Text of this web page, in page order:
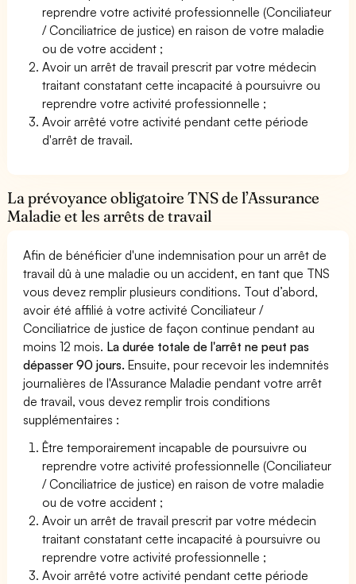
reprendre votre activité professionnelle (Conciliateur
/ Conciliatrice de justice) en raison de votre maladie
ou de votre accident ;
Avoir un arrêt de travail prescrit par votre médecin
traitant constatant cette incapacité à poursuivre ou
reprendre votre activité professionnelle ;
Avoir arrêté votre activité pendant cette période
d'arrêt de travail.
La prévoyance obligatoire TNS de l’Assurance
Maladie et les arrêts de travail
Afin de bénéficier d'une indemnisation pour un arrêt de
travail dû à une maladie ou un accident, en tant que TNS
vous devez remplir plusieurs conditions. Tout d’abord,
avoir été affilié à votre activité Conciliateur /
Conciliatrice de justice de façon continue pendant au
moins 12 mois. La durée totale de l'arrêt ne peut pas
dépasser 90 jours. Ensuite, pour recevoir les indemnités
journalières de l'Assurance Maladie pendant votre arrêt
de travail, vous devez remplir trois conditions
supplémentaires :
Être temporairement incapable de poursuivre ou
reprendre votre activité professionnelle (Conciliateur
/ Conciliatrice de justice) en raison de votre maladie
ou de votre accident ;
Avoir un arrêt de travail prescrit par votre médecin
traitant constatant cette incapacité à poursuivre ou
reprendre votre activité professionnelle ;
Avoir arrêté votre activité pendant cette période